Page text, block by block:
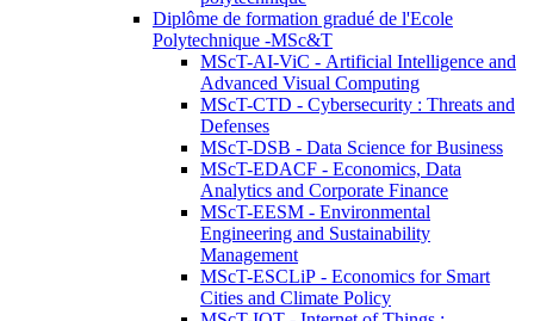
Diplôme de formation gradué de l'Ecole
Polytechnique -MSc&T
MScT-AI-ViC - Artificial Intelligence and
Advanced Visual Computing
MScT-CTD - Cybersecurity : Threats and
Defenses
MScT-DSB - Data Science for Business
MScT-EDACF - Economics, Data
Analytics and Corporate Finance
MScT-EESM - Environmental
Engineering and Sustainability
Management
MScT-ESCLiP - Economics for Smart
Cities and Climate Policy